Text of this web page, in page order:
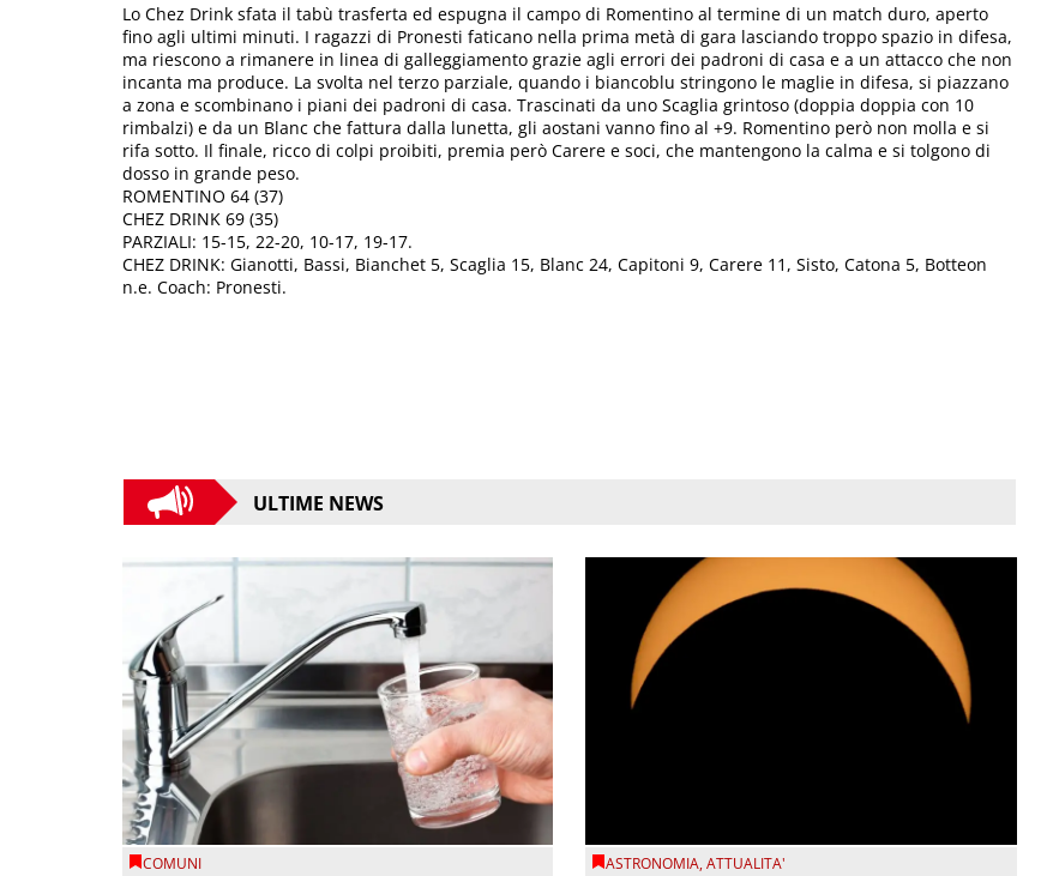
Lo Chez Drink sfata il tabù trasferta ed espugna il campo di Romentino al termine di un match duro, aperto
fino agli ultimi minuti. I ragazzi di Pronesti faticano nella prima metà di gara lasciando troppo spazio in difesa,
ma riescono a rimanere in linea di galleggiamento grazie agli errori dei padroni di casa e a un attacco che non
incanta ma produce. La svolta nel terzo parziale, quando i biancoblu stringono le maglie in difesa, si piazzano
a zona e scombinano i piani dei padroni di casa. Trascinati da uno Scaglia grintoso (doppia doppia con 10
rimbalzi) e da un Blanc che fattura dalla lunetta, gli aostani vanno fino al +9. Romentino però non molla e si
rifa sotto. Il finale, ricco di colpi proibiti, premia però Carere e soci, che mantengono la calma e si tolgono di
dosso in grande peso.
ROMENTINO 64 (37)
CHEZ DRINK 69 (35)
PARZIALI: 15-15, 22-20, 10-17, 19-17.
CHEZ DRINK: Gianotti, Bassi, Bianchet 5, Scaglia 15, Blanc 24, Capitoni 9, Carere 11, Sisto, Catona 5, Botteon
n.e. Coach: Pronesti.
ULTIME NEWS
COMUNI ASTRONOMIA,ATTUALITA'